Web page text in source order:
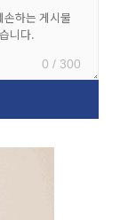
0 / 300